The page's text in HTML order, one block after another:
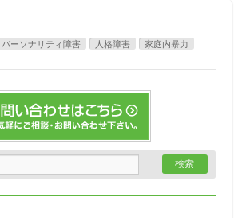
パーソナリティ障害 人格障害 家庭内暴力